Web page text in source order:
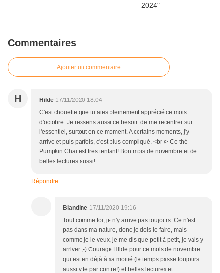
Commentaires
Ajouter un commentaire
H Hilde 17/11/2020 18:04
C'est chouette que tu aies pleinement apprécié ce mois
d'octobre. Je ressens aussi ce besoin de me recentrer sur
l'essentiel, surtout en ce moment. A certains moments, j'y
arrive et puis parfois, c'est plus compliqué. <br /> Ce thé
Pumpkin Chaï est très tentant! Bon mois de novembre et de
belles lectures aussi!
Répondre
Blandine 17/11/2020 19:16
Tout comme toi, je n'y arrive pas toujours. Ce n'est
pas dans ma nature, donc je dois le faire, mais
comme je le veux, je me dis que petit à petit, je vais y
arriver ;-) Courage Hilde pour ce mois de novembre
qui est en déjà à sa moitié (le temps passe toujours
aussi vite par contre!) et belles lectures et